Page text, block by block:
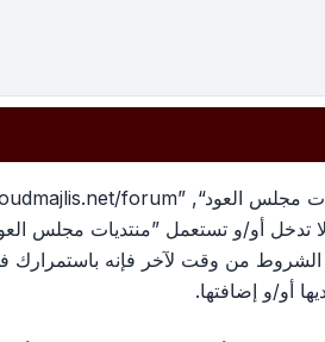
ألا تدخل أو/و تستعمل ”منتديات مجلس
الشروط من وقت لآخر فإنه باستمرارك
أو/و إضافتها.